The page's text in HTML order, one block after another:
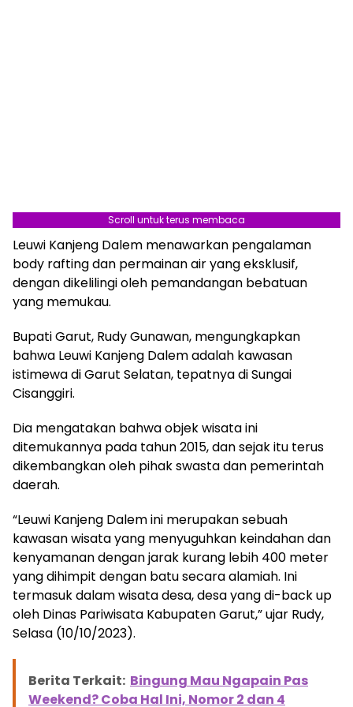
Scroll untuk terus membaca
Leuwi Kanjeng Dalem menawarkan pengalaman
body rafting dan permainan air yang eksklusif,
dengan dikelilingi oleh pemandangan bebatuan
yang memukau.
Bupati Garut, Rudy Gunawan, mengungkapkan
bahwa Leuwi Kanjeng Dalem adalah kawasan
istimewa di Garut Selatan, tepatnya di Sungai
Cisanggiri.
Dia mengatakan bahwa objek wisata ini
ditemukannya pada tahun 2015, dan sejak itu terus
dikembangkan oleh pihak swasta dan pemerintah
daerah.
“Leuwi Kanjeng Dalem ini merupakan sebuah
kawasan wisata yang menyuguhkan keindahan dan
kenyamanan dengan jarak kurang lebih 400 meter
yang dihimpit dengan batu secara alamiah. Ini
termasuk dalam wisata desa, desa yang di-back up
oleh Dinas Pariwisata Kabupaten Garut,” ujar Rudy,
Selasa (10/10/2023).
Berita Terkait: Bingung Mau Ngapain Pas
Weekend? Coba Hal Ini, Nomor 2 dan 4